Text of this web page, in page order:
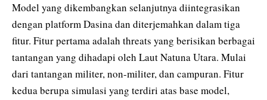
Model yang dikembangkan selanjutnya diintegrasikan
dengan platform Dasina dan diterjemahkan dalam tiga
fitur. Fitur pertama adalah threats yang berisikan berbagai
tantangan yang dihadapi oleh Laut Natuna Utara. Mulai
dari tantangan militer, non-militer, dan campuran. Fitur
kedua berupa simulasi yang terdiri atas base model,